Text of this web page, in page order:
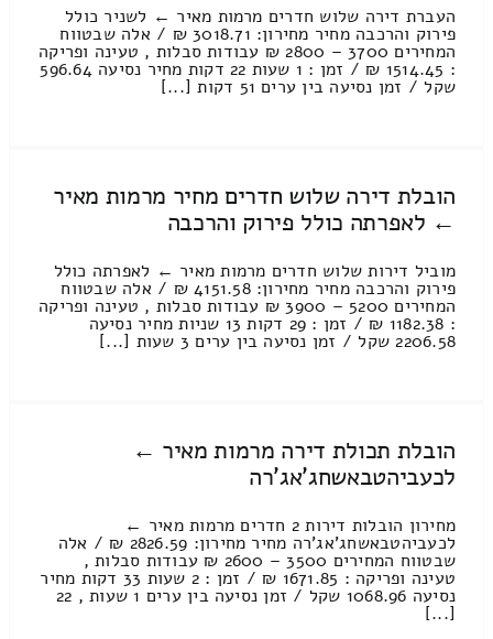
העברת דירה שלוש חדרים מרמות מאיר ← לשניר כולל
פירוק והרכבה מחיר מחירון: 3018.71 ₪ / אלה שבטווח
המחירים 3700 – 2800 ₪ עבודות סבלות , טעינה ופריקה
: 1514.45 ₪ / זמן : 1 שעות 22 דקות מחיר נסיעה 596.64
שקל / זמן נסיעה בין ערים 51 דקות [...]
הובלת דירה שלוש חדרים מחיר מרמות מאיר
← לאפרתה כולל פירוק והרכבה
מוביל דירות שלוש חדרים מרמות מאיר ← לאפרתה כולל
פירוק והרכבה מחיר מחירון: 4151.58 ₪ / אלה שבטווח
המחירים 5200 – 3900 ₪ עבודות סבלות , טעינה ופריקה
: 1182.38 ₪ / זמן : 29 דקות 13 שניות מחיר נסיעה
2206.58 שקל / זמן נסיעה בין ערים 3 שעות [...]
הובלת תכולת דירה מרמות מאיר ←
לכעביהטבאשחג'אג'רה
מחירון הובלות דירות 2 חדרים מרמות מאיר ←
לכעביהטבאשחג'אג'רה מחיר מחירון: 2826.59 ₪ / אלה
שבטווח המחירים 3500 – 2600 ₪ עבודות סבלות ,
טעינה ופריקה : 1671.85 ₪ / זמן : 2 שעות 33 דקות מחיר
נסיעה 1068.96 שקל / זמן נסיעה בין ערים 1 שעות , 22
[...]